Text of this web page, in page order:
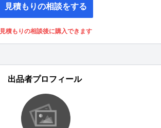
見積もりの相談をする
見積もりの相談後に購入できます
出品者プロフィール